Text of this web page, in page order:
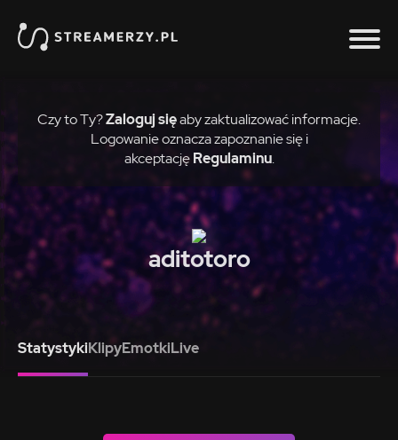
Czy to Ty?Zaloguj sięaby zaktualizować informacje.
Logowanie oznacza zapoznanie się i
akceptację Regulaminu.
aditotoro
StatystykiKlipyEmotkiLive